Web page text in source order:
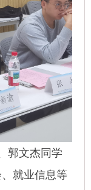
郭文杰同学
就业信息等